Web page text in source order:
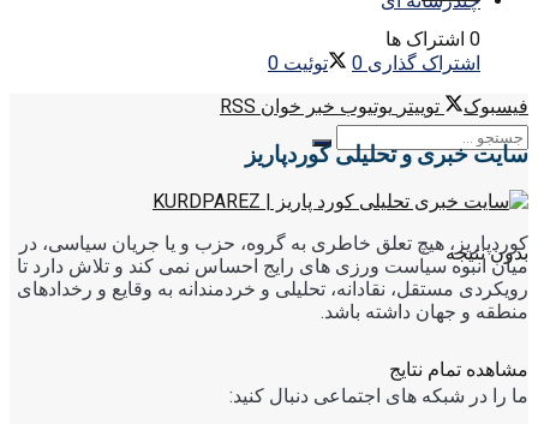
بدون نتیجه
مشاهده تمام نتایج
0 اشتراک ها
اشتراک گذاری 0 توئیت 0
فیسبوک
توییتر یوتیوب خبر خوان RSS
سایت خبری و تحلیلی کوردپاریز
کوردپاریز، هیچ تعلق خاطری به گروه، حزب و یا جریان سیاسی، در
میان انبوه سیاست ورزی های رایج احساس نمی کند و تلاش دارد تا
رویکردی مستقل، نقادانه، تحلیلی و خردمندانه به وقایع و رخدادهای
منطقه و جهان داشته باشد.
ما را در شبکه های اجتماعی دنبال کنید: